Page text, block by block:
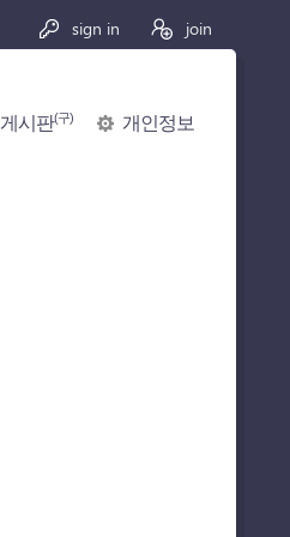
sign in join
게시판(구) 개인정보